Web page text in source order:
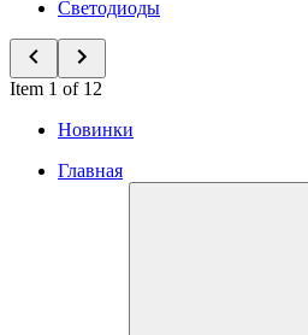
Светодиоды
Item 1 of 12
Новинки
Главная